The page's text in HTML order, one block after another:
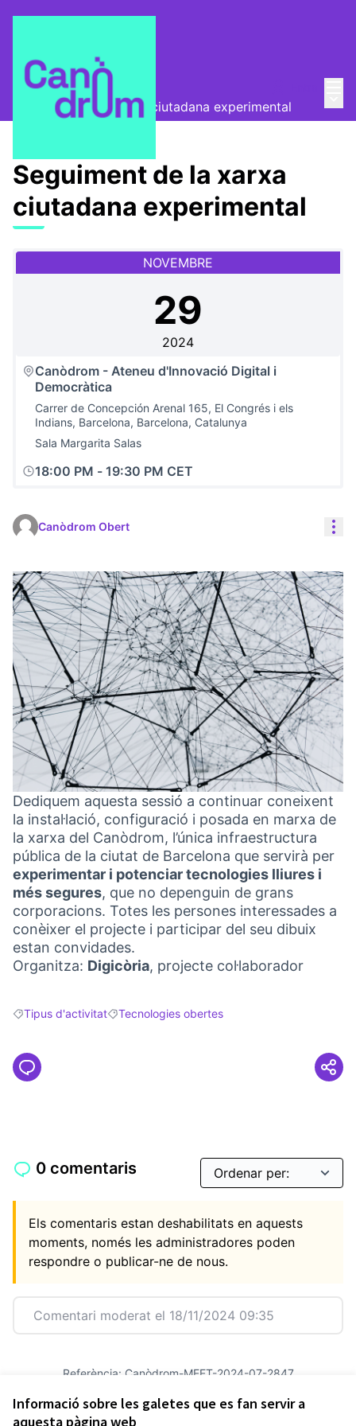
Informació sobre les galetes que es fan servir a
aquesta pàgina web
Canòdrom Obert
Seguiment de la xarxa ciutadana experimental
Seguiment de la xarxa
ciutadana experimental
NOVEMBRE
29
2024
Canòdrom - Ateneu d'Innovació Digital i
Democràtica
Carrer de Concepción Arenal 165, El Congrés i els
Indians, Barcelona, Barcelona, Catalunya
Sala Margarita Salas
18:00 PM - 19:30 PM CET
Canòdrom Obert
Dediquem aquesta sessió a continuar coneixent
la instal·lació, configuració i posada en marxa de
la xarxa del Canòdrom, l’única infraestructura
pública de la ciutat de Barcelona que servirà per
experimentar i potenciar tecnologies lliures i
més segures, que no depenguin de grans
corporacions. Totes les persones interessades a
conèixer el projecte i participar del seu dibuix
estan convidades.
Organitza: Digicòria, projecte col·laborador
Resultats en filtrar per: Tipus d'activitat
Tipus d'activitatResultats en filtrar per: Tecnologies obertes
Tecnologies obertes
0 comentaris
Els comentaris estan deshabilitats en aquests
moments, només les administradores poden
respondre o publicar-ne de nous.
Comentari moderat el 18/11/2024 09:35
Referència: Canòdrom-MEET-2024-07-2847
Afegir al calendari